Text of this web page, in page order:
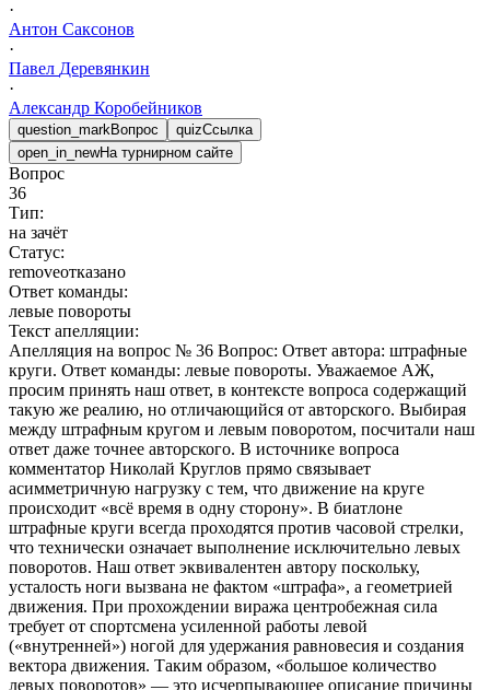
·
Антон Саксонов
·
Павел Деревянкин
·
Александр Коробейников
question_markВопрос quizСсылка
open_in_newНа турнирном сайте
Вопрос
36
Тип:
на зачёт
Статус:
removeотказано
Ответ команды:
левые повороты
Текст апелляции:
Апелляция на вопрос № 36 Вопрос: Ответ автора: штрафные
круги. Ответ команды: левые повороты. Уважаемое АЖ,
просим принять наш ответ, в контексте вопроса содержащий
такую же реалию, но отличающийся от авторского. Выбирая
между штрафным кругом и левым поворотом, посчитали наш
ответ даже точнее авторского. В источнике вопроса
комментатор Николай Круглов прямо связывает
асимметричную нагрузку с тем, что движение на круге
происходит «всё время в одну сторону». В биатлоне
штрафные круги всегда проходятся против часовой стрелки,
что технически означает выполнение исключительно левых
поворотов. Наш ответ эквивалентен автору поскольку,
усталость ноги вызвана не фактом «штрафа», а геометрией
движения. При прохождении виража центробежная сила
требует от спортсмена усиленной работы левой
(«внутренней») ногой для удержания равновесия и создания
вектора движения. Таким образом, «большое количество
левых поворотов» — это исчерпывающее описание причины